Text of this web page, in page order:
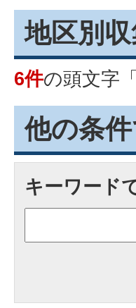
地区別
6件の頭文字「
他の条
キーワード